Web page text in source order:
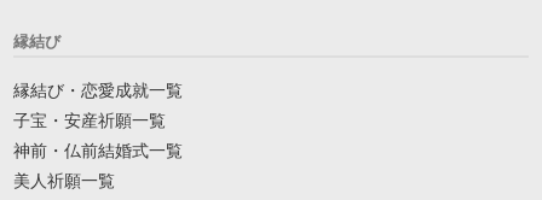
縁結び
縁結び・恋愛成就一覧
子宝・安産祈願一覧
神前・仏前結婚式一覧
美人祈願一覧